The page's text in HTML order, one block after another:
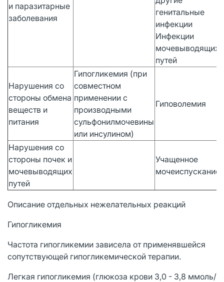
и паразитарные
заболевания
генитальные
инфекции
Инфекции
мочевыводящих
путей
Нарушения со
стороны обмена
веществ и
питания
Гипогликемия (при
совместном
применении с
производными
сульфонилмочевины
или инсулином)
Гиповолемия
Нарушения со
стороны почек и
мочевыводящих
путей
Учащенное
мочеиспускание
Описание отдельных нежелательных реакций
Гипогликемия
Частота гипогликемии зависела от применявшейся
сопутствующей гипогликемической терапии.
Легкая гипогликемия (глюкоза крови 3,0 - 3,8 ммоль/